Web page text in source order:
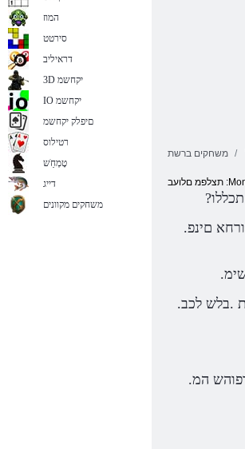
משחקים ברשת
.םייניע ןיידע שיו ,םינוש םילדגהו םיעבצה לכ .תופיצרב תחא תבב עברא םהל שיש הלאכ שי לבא ,םייניע גוז שי םירחאל .םהיתושגר תא אטבל ידכ תורחא םינפ
.םישדח םירבחל םירשואמו ,תונהיל םיעדויש םירוצי םע תקתרמ תורכיה םה .תונוכנה תוטלחהה תא לבקל םכתא ודמליו ,ןויגיהה לש תודגאה םלועל םת .בלש לכב
.םיריעצ םידלי לש םירוהה לכ ומכ ,תאז םע ,ינונשי דימת לבא ,םודא םג .ערפומ ולש םולששכ קהפמ ותוא האור התא תובורק םיתעל .ידוחיי םתוא ךפוהש המ
המוז
סירטט
דראיליב
3D יקחשמ
IO יקחשמ
םיפלק יקחשמ
רטילוס
טָמְחַׁש
דייג
משחקים מקוונים